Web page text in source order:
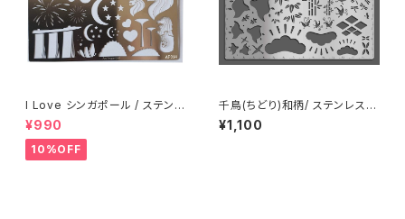
I Love シンガポール / ステンレ
ス製ステンシル(ap14)
¥990
10%OFF
千鳥(ちどり)和柄/ ステンレス製
ステンシル(z33)
¥1,100